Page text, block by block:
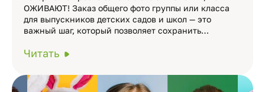
ОЖИВАЮТ! Заказ общего фото группы или класса
для выпускников детских садов и школ — это
важный шаг, который позволяет сохранить…
Читать